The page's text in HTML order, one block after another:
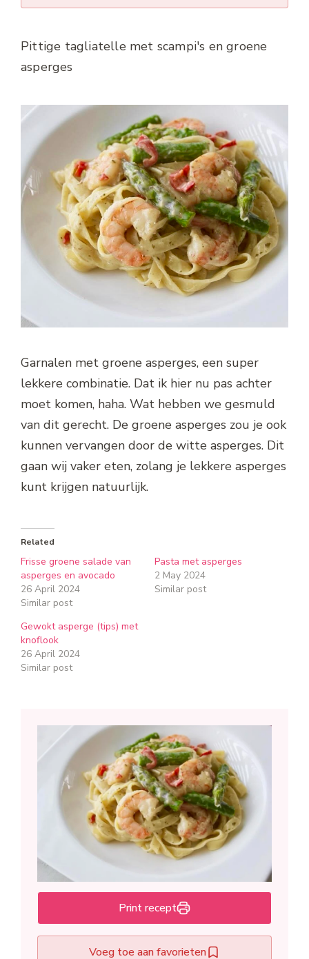
Pittige tagliatelle met scampi's en groene
asperges
Garnalen met groene asperges, een super
lekkere combinatie. Dat ik hier nu pas achter
moet komen, haha. Wat hebben we gesmuld
van dit gerecht. De groene asperges zou je ook
kunnen vervangen door de witte asperges. Dit
gaan wij vaker eten, zolang je lekkere asperges
kunt krijgen natuurlijk.
Related
Frisse groene salade van
asperges en avocado
26 April 2024
Similar post
Pasta met asperges
2 May 2024
Similar post
Gewokt asperge (tips) met
knoflook
26 April 2024
Similar post
Print recept
Voeg toe aan favorieten